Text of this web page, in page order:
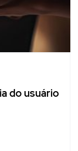
do usuário